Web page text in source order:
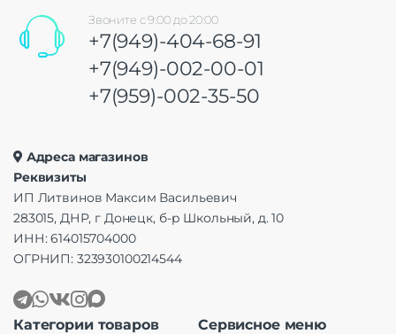
Звоните с 9:00 до 20:00
+7(949)-404-68-91
+7(949)-002-00-01
+7(959)-002-35-50
Адреса магазинов
Реквизиты
ИП Литвинов Максим Васильевич
283015, ДНР, г Донецк, б-р Школьный, д. 10
ИНН: 614015704000
ОГРНИП: 323930100214544
Категории товаров Сервисное меню